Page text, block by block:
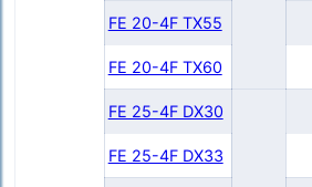
FE 20-4F TX55
FE 20-4F TX60
FE 25-4F DX30
FE 25-4F DX33